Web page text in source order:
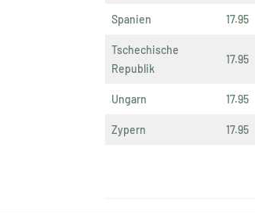
Spanien 17.95
Tschechische
Republik
17.95
Ungarn 17.95
Zypern 17.95